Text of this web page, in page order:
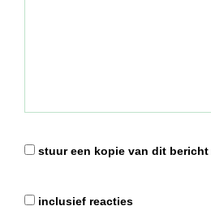
stuur een kopie van dit bericht
inclusief reacties